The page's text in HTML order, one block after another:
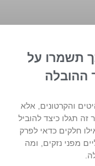
תשמרו על
ההובלה
והקרטונים, אלא
זה תגלו כיצד להוביל
חלקים כדאי לפרק
מפני נזקים, ומה